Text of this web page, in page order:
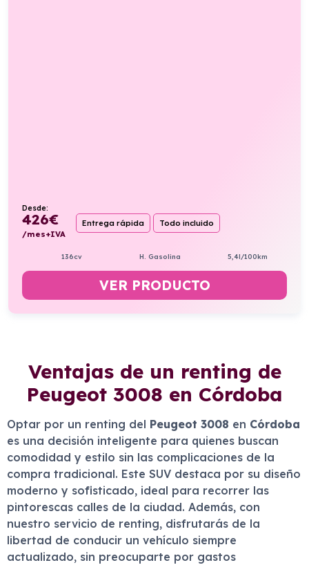
Desde:
426€
/mes+IVA
Entrega rápida Todo incluido
136cv H. Gasolina 5,4l/100km
VER PRODUCTO
Ventajas de un renting de
Peugeot 3008 en Córdoba
Optar por un renting del Peugeot 3008 en Córdoba
es una decisión inteligente para quienes buscan
comodidad y estilo sin las complicaciones de la
compra tradicional. Este SUV destaca por su diseño
moderno y sofisticado, ideal para recorrer las
pintorescas calles de la ciudad. Además, con
nuestro servicio de renting, disfrutarás de la
libertad de conducir un vehículo siempre
actualizado, sin preocuparte por gastos